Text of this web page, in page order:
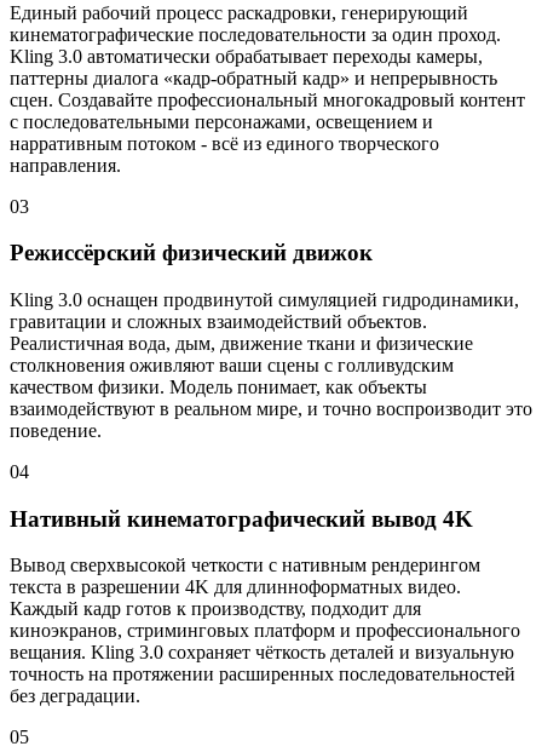
Единый рабочий процесс раскадровки, генерирующий
кинематографические последовательности за один проход.
Kling 3.0 автоматически обрабатывает переходы камеры,
паттерны диалога «кадр-обратный кадр» и непрерывность
сцен. Создавайте профессиональный многокадровый контент
с последовательными персонажами, освещением и
нарративным потоком - всё из единого творческого
направления.
03
Режиссёрский физический движок
Kling 3.0 оснащен продвинутой симуляцией гидродинамики,
гравитации и сложных взаимодействий объектов.
Реалистичная вода, дым, движение ткани и физические
столкновения оживляют ваши сцены с голливудским
качеством физики. Модель понимает, как объекты
взаимодействуют в реальном мире, и точно воспроизводит это
поведение.
04
Нативный кинематографический вывод 4K
Вывод сверхвысокой четкости с нативным рендерингом
текста в разрешении 4K для длинноформатных видео.
Каждый кадр готов к производству, подходит для
киноэкранов, стриминговых платформ и профессионального
вещания. Kling 3.0 сохраняет чёткость деталей и визуальную
точность на протяжении расширенных последовательностей
без деградации.
05